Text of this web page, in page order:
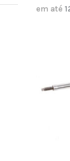
em até